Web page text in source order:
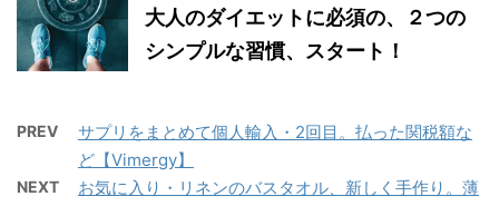
大人のダイエットに必須の、２つの
シンプルな習慣、スタート！
PREV
サプリをまとめて個人輸入・2回目。払った関税額な
ど【Vimergy】
NEXT
お気に入り・リネンのバスタオル、新しく手作り。薄